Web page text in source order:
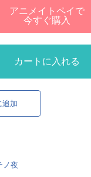
アニメイトペイで
今すぐ購入
カートに入れる
追加
ノ夜